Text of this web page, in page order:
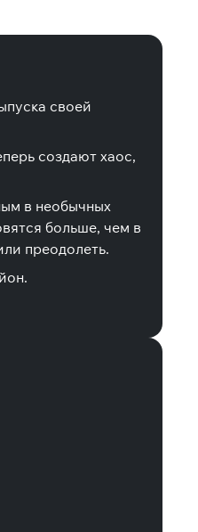
своей
создают хаос,
в необычных
больше, чем в
преодолеть.